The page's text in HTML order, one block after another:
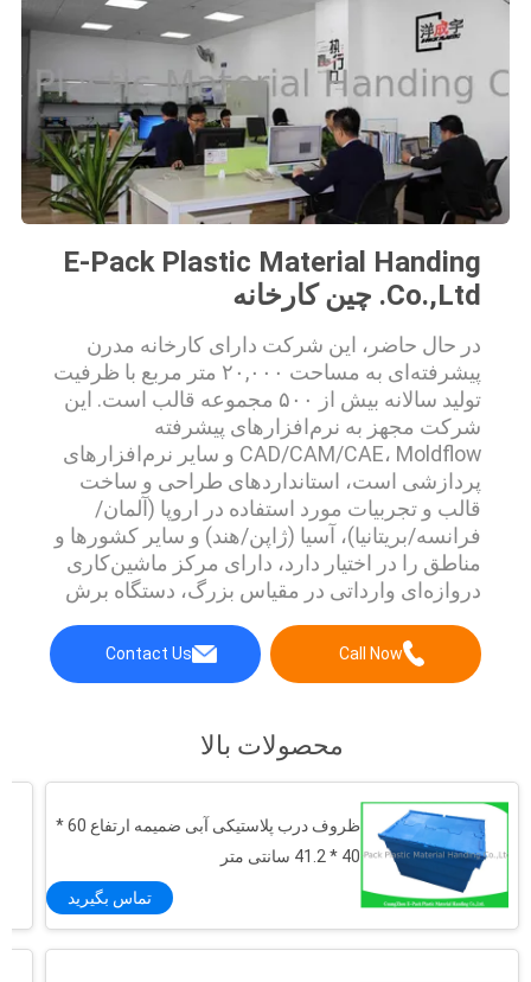
E-Pack Plastic Material Handing
Co.,Ltd. چین کارخانه
در حال حاضر، این شرکت دارای کارخانه مدرن
پیشرفته‌ای به مساحت ۲۰,۰۰۰ متر مربع با ظرفیت
تولید سالانه بیش از ۵۰۰ مجموعه قالب است. این
شرکت مجهز به نرم‌افزارهای پیشرفته
CAD/CAM/CAE، Moldflow و سایر نرم‌افزارهای
پردازشی است، استانداردهای طراحی و ساخت
قالب و تجربیات مورد استفاده در اروپا (آلمان/
فرانسه/بریتانیا)، آسیا (ژاپن/هند) و سایر کشورها و
مناطق را در اختیار دارد، دارای مرکز ماشین‌کاری
دروازه‌ای وارداتی در مقیاس بزرگ، دستگاه برش
تای-آی، مته عمیق‌زن و بیش از ۷۰ دستگاه پردازش
درجه یک است. این شرکت به مدیریت کیفیت
Call Now
Contact Us
محصولات بالا
ظروف درب پلاستیکی آبی ضمیمه ارتفاع 60 *
40 * 41.2 سانتی متر
تماس بگیرید